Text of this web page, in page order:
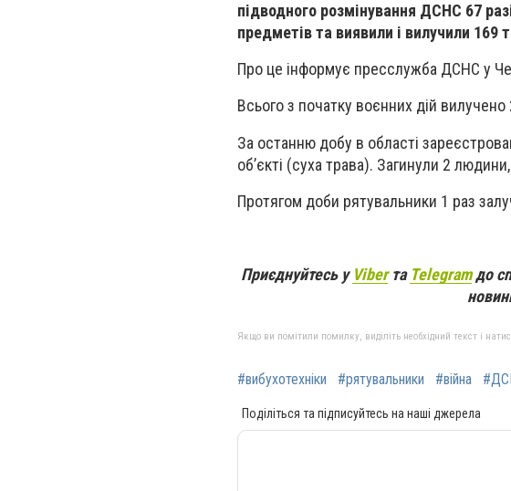
підводного розмінування ДСНС 67
предметів та виявили і вилучили 169
Про це інформує пресслужба ДСНС у
Всього з початку воєнних дій
За останню добу в області
об’єкті (суха трава). Загинули 2
Протягом доби рятувальники 1 раз
Приєднуйтесь у Viberта Telegramдо
Якщо ви помітили помилку, виділіть необхідний текст і
#вибухотехніки #рятувальники #війна
Поділіться та підписуйтесь на наші джерела